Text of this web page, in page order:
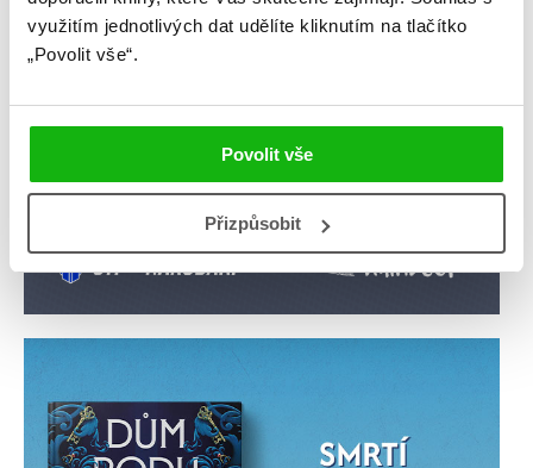
využitím jednotlivých dat udělíte kliknutím na tlačítko
„Povolit vše“.
Povolit vše
Přizpůsobit